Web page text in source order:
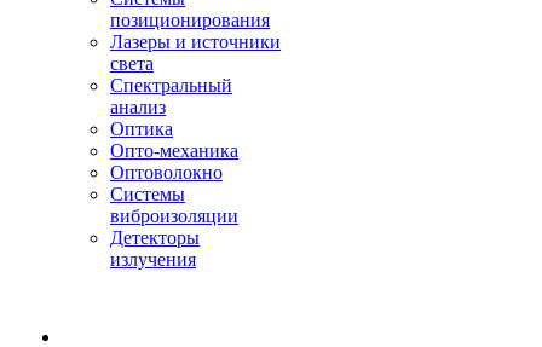
позиционирования
Лазеры и источники
света
Спектральный
анализ
Оптика
Опто-механика
Оптоволокно
Системы
виброизоляции
Детекторы
излучения